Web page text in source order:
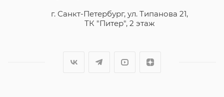
г. Санкт-Петербург, ул. Типанова 21,
ТК "Питер", 2 этаж